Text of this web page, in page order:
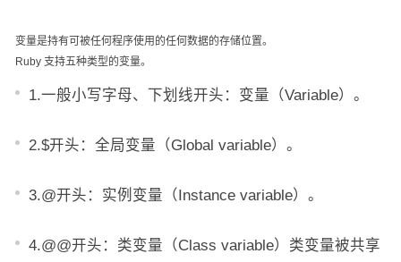
变量是持有可被任何程序使用的任何数据的存储位置。
Ruby 支持五种类型的变量。
1.一般小写字母、下划线开头：变量（Variable）。
2.$开头：全局变量（Global variable）。
3.@开头：实例变量（Instance variable）。
4.@@开头：类变量（Class variable）类变量被共享